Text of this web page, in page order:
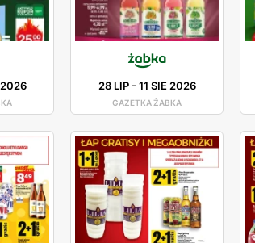
2026 28 LIP-11 SIE 2026
GAZETKA ŻABKA